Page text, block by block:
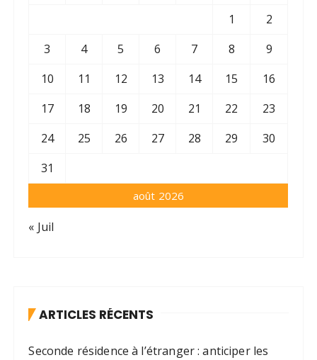
août 2026
1
2
3
4 5 6 7 8
9
10
11 12 13 14 15
16
17
18 19 20 21 22
23
24
25 26 27 28 29
30
31
« Juil
ARTICLES RÉCENTS
Seconde résidence à l’étranger : anticiper les